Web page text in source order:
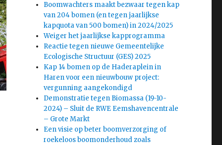
Boomwachters maakt bezwaar tegen kap
van 204 bomen (en tegen jaarlijkse
kapquota van 500 bomen) in 2024/2025
Weiger het jaarlijkse kapprogramma
Reactie tegen nieuwe Gemeentelijke
Ecologische Structuur (GES) 2025
Kap 14 bomen op de Haderaplein in
Haren voor een nieuwbouw project:
vergunning aangekondigd
Demonstratie tegen Biomassa (19-10-
2024) – Sluit de RWE Eemshavencentrale
– Grote Markt
Een visie op beter boomverzorging of
roekeloos boomonderhoud zoals